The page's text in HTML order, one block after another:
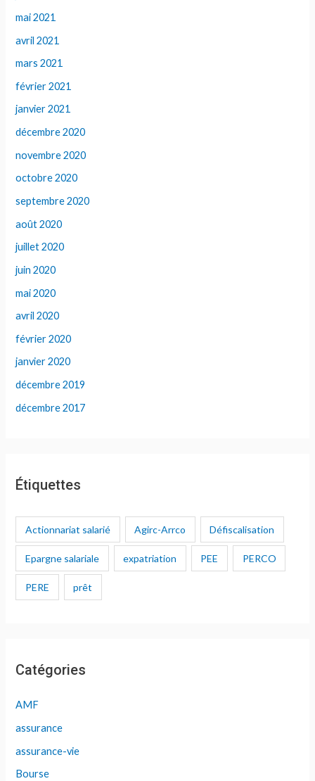
mai 2021
avril 2021
mars 2021
février 2021
janvier 2021
décembre 2020
novembre 2020
octobre 2020
septembre 2020
août 2020
juillet 2020
juin 2020
mai 2020
avril 2020
février 2020
janvier 2020
décembre 2019
décembre 2017
Étiquettes
Actionnariat salarié Agirc-Arrco Défiscalisation
Epargne salariale expatriation PEE PERCO
PERE prêt
Catégories
AMF
assurance
assurance-vie
Bourse